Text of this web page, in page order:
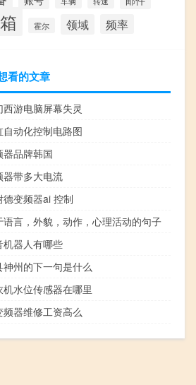
霍尔 领域 频率
看的文章
西游电脑屏幕失灵
自动化控制电路图
器品牌韩国
器带多大电流
德变频器ai 控制
语言，外貌，动作，心理活动的句子
机器人有哪些
神州的下一句是什么
机水位传感器在哪里
频器维修工资高么